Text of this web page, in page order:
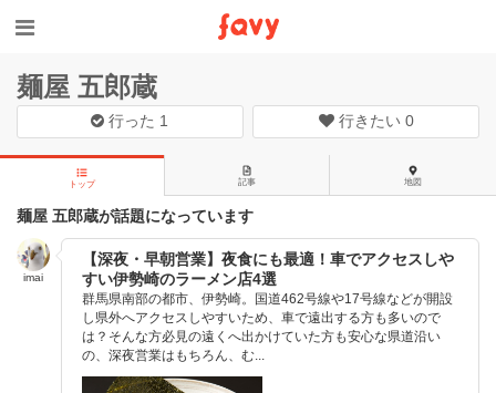
麺屋 五郎蔵
行った 1 行きたい 0
トップ 記事 地図
麺屋 五郎蔵が話題になっています
imai
【深夜・早朝営業】夜食にも最適！車でアクセスしや
すい伊勢崎のラーメン店4選
群馬県南部の都市、伊勢崎。国道462号線や17号線などが開設
し県外へアクセスしやすいため、車で遠出する方も多いので
は？そんな方必見の遠くへ出かけていた方も安心な県道沿い
の、深夜営業はもちろん、む...